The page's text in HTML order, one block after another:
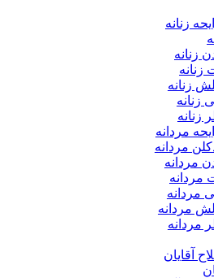
زنانه
زنانه
زنانه
زنانه
زنانه
زنانه
مردانه
مردانه
مردانه
مردانه
مردانه
مردانه
مردانه
آقایان